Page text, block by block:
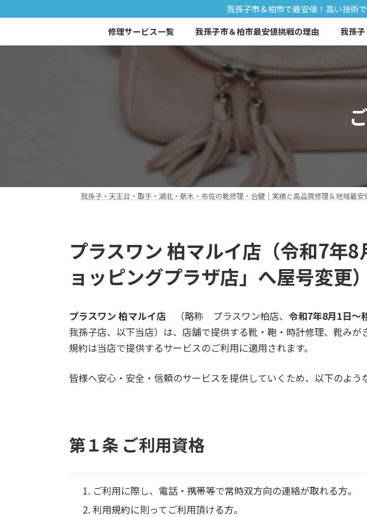
ン
ン
ビ
ー
我孫子市＆柏市で最安値！高い技術
修理サービス一覧 我孫子市＆柏市最安値挑戦の理由 我孫
我孫子・天王台・取手・湖北・新木・布佐の靴修理・合鍵｜実績と高品質修理＆地域最
プラスワン 柏マルイ店 （令和7年
ョッピングプラザ店」へ屋号変更
プラスワン 柏マルイ店 （略称 プラスワン柏店、 令和7年8月1日～
我孫子店、以下当店）は、店舗で提供する靴・鞄・時計修理、靴み
規約は当店で提供するサービスのご利用に適用されます。
皆様へ安心・安全・信頼のサービスを提供していくため、以下のよ
第１条 ご利用資格
ご利用に際し、電話・携帯等で常時双方向の連絡が取れる方。
利用規約に則ってご利用頂ける方。